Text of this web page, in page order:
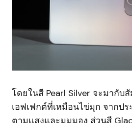
โดยในสี Pearl Silver จะมากับ
เอฟเฟกต์ที่เหมือนไข่มุก จากปร